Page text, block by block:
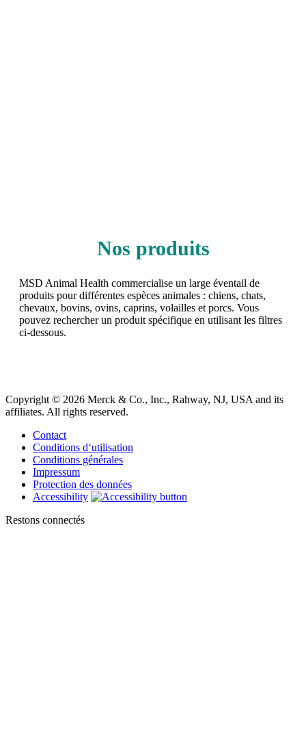
Nos produits
MSD Animal Health commercialise un large éventail de
produits pour différentes espèces animales : chiens, chats,
chevaux, bovins, ovins, caprins, volailles et porcs. Vous
pouvez rechercher un produit spécifique en utilisant les filtres
ci‑dessous.
Copyright © 2026 Merck & Co., Inc., Rahway, NJ, USA and its
affiliates. All rights reserved.
Contact
Conditions d‘utilisation
Conditions générales
Impressum
Protection des données
Accessibility
Restons connectés